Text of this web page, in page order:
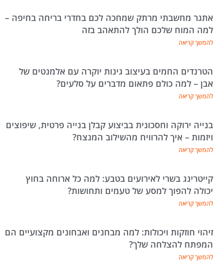
אתגר מחשבתי מרתק שמחכה לכם בחדרי בריחה בחיפה –
למה המוח שלכם הולך להתאהב בזה
להמשך קריאה
הטרנדים החמים בעיצוב גינות יוקרה עם אלמנטים של
אבן – למה כולם פתאום מדברים על סלעים?
להמשך קריאה
בנייה ירוקה וחסכונית בביצוע קבלן בנייה פרטית, שיפוצים
ויזמות – איך להרוויח מהשילוב המנצח?
להמשך קריאה
קייטרינג בשרי לאירועים בטבע: למה כל ארוחה בחוץ
יכולה להפוך למסע של טעמים ותחושות?
להמשך קריאה
זיהוי חוזקות ויכולות: למה מבחנים ואבחונים מקצועיים הם
המפתח להצלחה שלך?
להמשך קריאה